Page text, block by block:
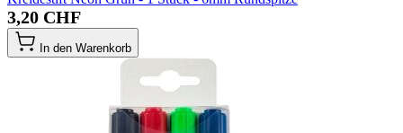
3,20 CHF
In den Warenkorb